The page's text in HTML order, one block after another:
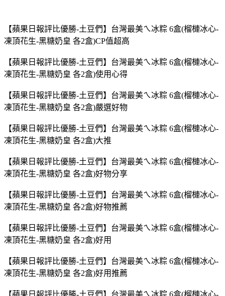
【蘋果日報評比優勝-土豆們】台灣最美ㄟ冰粽 6盒(榴槤冰心-
凍頂花生-黑糖奶皇 各2盒)CP值超高
【蘋果日報評比優勝-土豆們】台灣最美ㄟ冰粽 6盒(榴槤冰心-
凍頂花生-黑糖奶皇 各2盒)使用心得
【蘋果日報評比優勝-土豆們】台灣最美ㄟ冰粽 6盒(榴槤冰心-
凍頂花生-黑糖奶皇 各2盒)嚴選好物
【蘋果日報評比優勝-土豆們】台灣最美ㄟ冰粽 6盒(榴槤冰心-
凍頂花生-黑糖奶皇 各2盒)大推
【蘋果日報評比優勝-土豆們】台灣最美ㄟ冰粽 6盒(榴槤冰心-
凍頂花生-黑糖奶皇 各2盒)好物分享
【蘋果日報評比優勝-土豆們】台灣最美ㄟ冰粽 6盒(榴槤冰心-
凍頂花生-黑糖奶皇 各2盒)好物推薦
【蘋果日報評比優勝-土豆們】台灣最美ㄟ冰粽 6盒(榴槤冰心-
凍頂花生-黑糖奶皇 各2盒)好用
【蘋果日報評比優勝-土豆們】台灣最美ㄟ冰粽 6盒(榴槤冰心-
凍頂花生-黑糖奶皇 各2盒)好用推薦
【蘋果日報評比優勝-土豆們】台灣最美ㄟ冰粽 6盒(榴槤冰心-